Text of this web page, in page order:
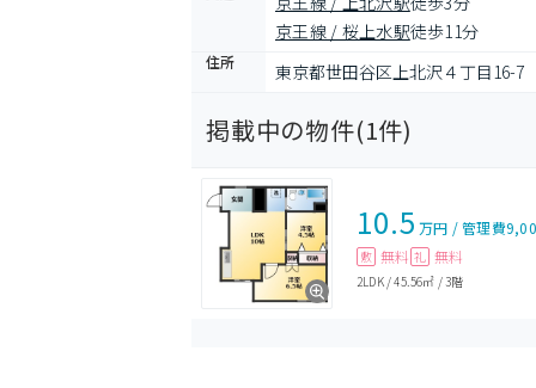
京王線 / 桜上水駅徒歩11分
住所 東京都世田谷区上北沢４丁目16-7
掲載中の物件(1件)
10.5 万円 /管理費
敷 無料 礼 無料
2LDK/45.56㎡ /3階